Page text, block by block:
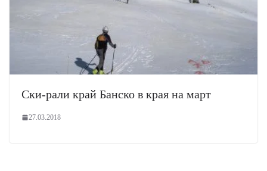
Ски-рали край Банско в края на март
27.03.2018